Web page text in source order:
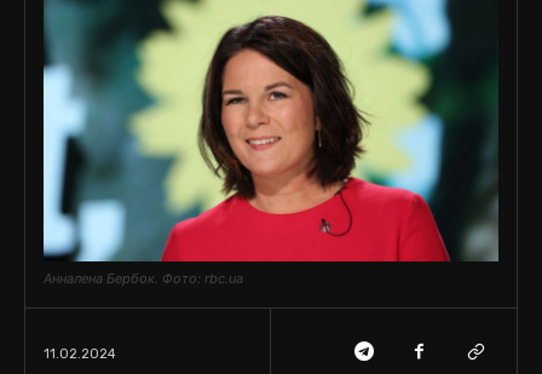
Анналена Бербок. Фото: rbc.ua
11.02.2024